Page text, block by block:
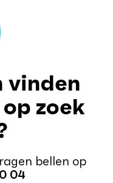
vinden
zoek
bellen op
04